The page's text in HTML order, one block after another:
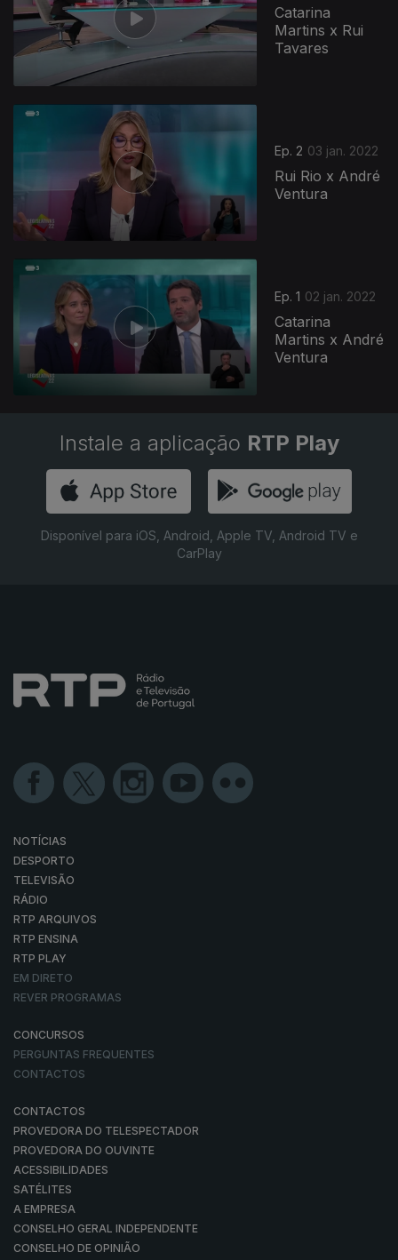
Catarina
Martins x Rui
Tavares
Ep. 2 03 jan. 2022
Rui Rio x André
Ventura
Ep. 1 02 jan. 2022
Catarina
Martins x André
Ventura
589704
Instale a aplicação RTP Play
Disponível para iOS, Android, Apple TV, Android TV e
CarPlay
NOTÍCIAS
DESPORTO
TELEVISÃO
RÁDIO
RTP ARQUIVOS
RTP ENSINA
RTP PLAY
EM DIRETO
REVER PROGRAMAS
CONCURSOS
PERGUNTAS FREQUENTES
CONTACTOS
CONTACTOS
PROVEDORA DO TELESPECTADOR
PROVEDORA DO OUVINTE
ACESSIBILIDADES
SATÉLITES
A EMPRESA
CONSELHO GERAL INDEPENDENTE
CONSELHO DE OPINIÃO